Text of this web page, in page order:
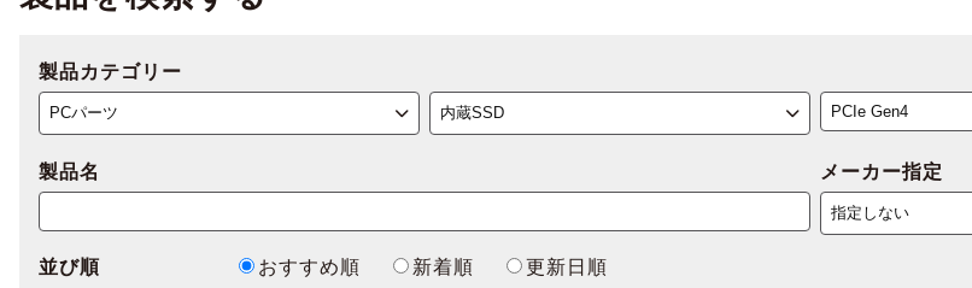
製品カテゴリー
製品名 メーカー指定
並び順 おすすめ順 新着順
更新日順